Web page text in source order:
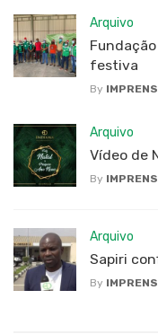
Arquivo
festiva
By
Arquivo
Vídeo de
By
Arquivo
Sapiri
By